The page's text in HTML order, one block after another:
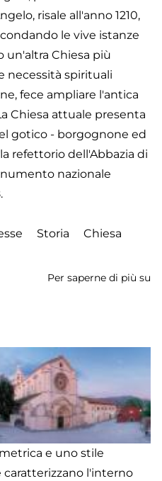
risale all'anno 1210,
le vive istanze
un'altra Chiesa più
necessità spirituali
fece ampliare l'antica
Chiesa attuale presenta
gotico - borgognone ed
refettorio dell'Abbazia di
nazionale
Storia
Chiesa
Per saperne di più su
e uno stile
caratterizzano l'interno